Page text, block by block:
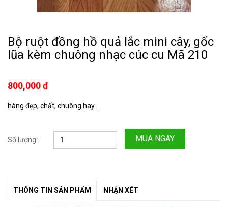
Bộ ruột đồng hồ quả lắc mini cây, gốc
lũa kèm chuông nhạc cúc cu Mã 210
800,000 đ
hàng đẹp, chất, chuông hay...
Số lượng: MUA NGAY
THÔNG TIN SẢN PHẨM NHẬN XÉT